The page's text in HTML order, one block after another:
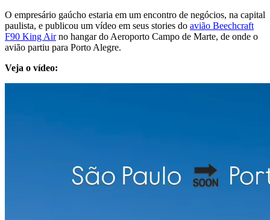
O empresário gaúcho estaria em um encontro de negócios, na capital
paulista, e publicou um vídeo em seus stories do avião Beechcraft
F90 King Airno hangar do Aeroporto Campo de Marte, de onde o
avião partiu para Porto Alegre.
Veja o vídeo: